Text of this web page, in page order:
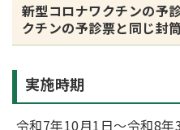
新型コロナワクチンの予
クチンの予診票と同じ封
実施時期
令和7年10月1日～令和8年